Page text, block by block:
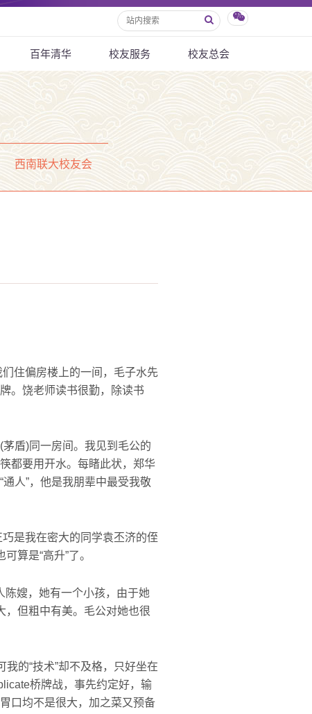
百年清华 校友服务 校友总会
西南联大校友会
住偏房楼上的一间，毛子水先
。饶老师读书很勤，除读书
盾)同一房间。我见到毛公的
都要用开水。每睹此状，郑华
人”，他是我朋辈中最受我敬
是我在密大的同学袁丕济的侄
算是“高升”了。
嫂，她有一个小孩，由于她
，但粗中有美。毛公对她也很
的“技术”却不及格，只好坐在
桥牌战，事先约定好，输
口均不是很大，加之菜又预备